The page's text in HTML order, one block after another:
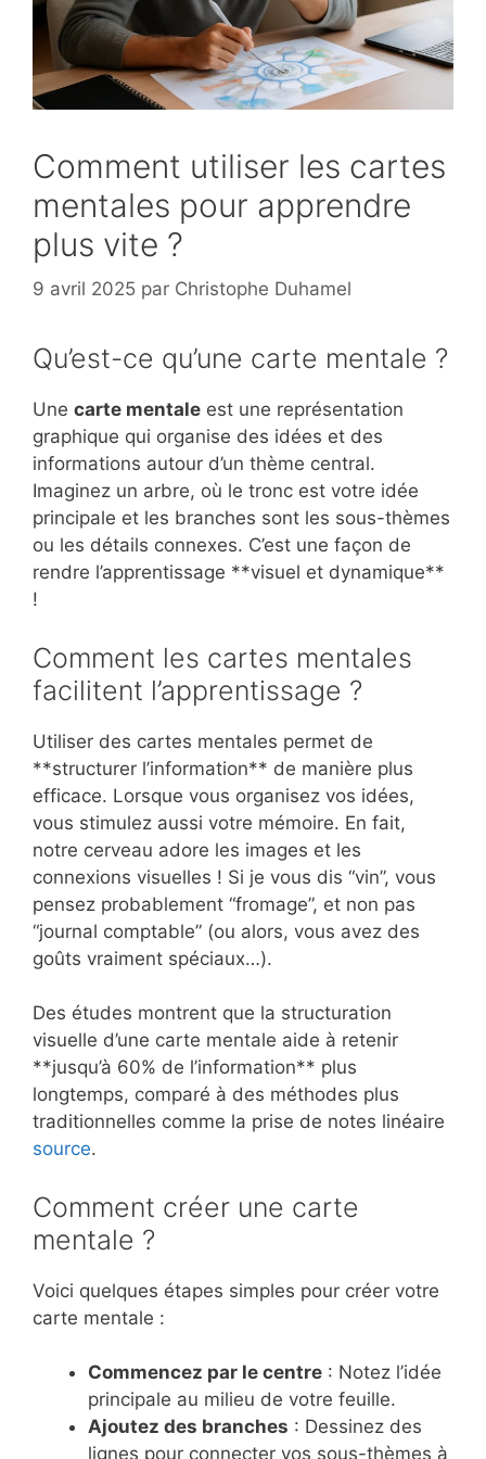
Comment utiliser les cartes
mentales pour apprendre
plus vite ?
9 avril 2025 par Christophe Duhamel
Qu’est-ce qu’une carte mentale ?
Une carte mentale est une représentation
graphique qui organise des idées et des
informations autour d’un thème central.
Imaginez un arbre, où le tronc est votre idée
principale et les branches sont les sous-thèmes
ou les détails connexes. C’est une façon de
rendre l’apprentissage **visuel et dynamique**
!
Comment les cartes mentales
facilitent l’apprentissage ?
Utiliser des cartes mentales permet de
**structurer l’information** de manière plus
efficace. Lorsque vous organisez vos idées,
vous stimulez aussi votre mémoire. En fait,
notre cerveau adore les images et les
connexions visuelles ! Si je vous dis “vin”, vous
pensez probablement “fromage”, et non pas
“journal comptable” (ou alors, vous avez des
goûts vraiment spéciaux…).
Des études montrent que la structuration
visuelle d’une carte mentale aide à retenir
**jusqu’à 60% de l’information** plus
longtemps, comparé à des méthodes plus
traditionnelles comme la prise de notes linéaire
source.
Comment créer une carte
mentale ?
Voici quelques étapes simples pour créer votre
carte mentale :
Commencez par le centre : Notez l’idée
principale au milieu de votre feuille.
Ajoutez des branches : Dessinez des
lignes pour connecter vos sous-thèmes à